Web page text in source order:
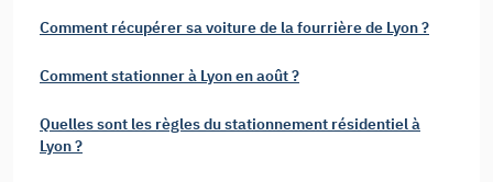
Comment récupérer sa voiture de la fourrière de Lyon ?
Comment stationner à Lyon en août ?
Quelles sont les règles du stationnement résidentiel à
Lyon ?